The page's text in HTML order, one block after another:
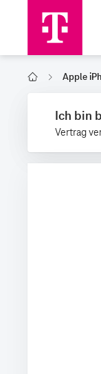
Home Apple
Ich bin
Vertrag